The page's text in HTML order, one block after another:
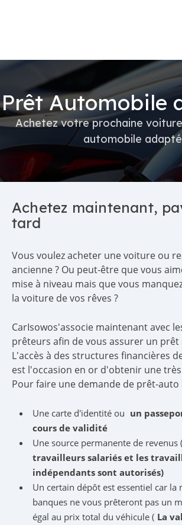
Prêt Automobile
Achetez votre prochaine
automobile adapté
Achetez maintenant,
tard
Vous voulez acheter une voiture ou
ancienne ? Ou peut-être que vous
mise à niveau mais que vous
la voiture de vos rêves ?
CarIsowos'associe maintenant avec
prêteurs afin de vous assurer un prêt
L'accès à des structures financières
est l'occasion en or d'obtenir une
Pour faire une demande de prêt-auto
Une carte d'identité ou un
cours de validité
Une source permanente de revenus (
travailleurs salariés et les
indépendants sont autorisés)
Un certain dépôt est essentiel car la
banques ne vous prêteront pas un
égal au prix total du véhicule ( La